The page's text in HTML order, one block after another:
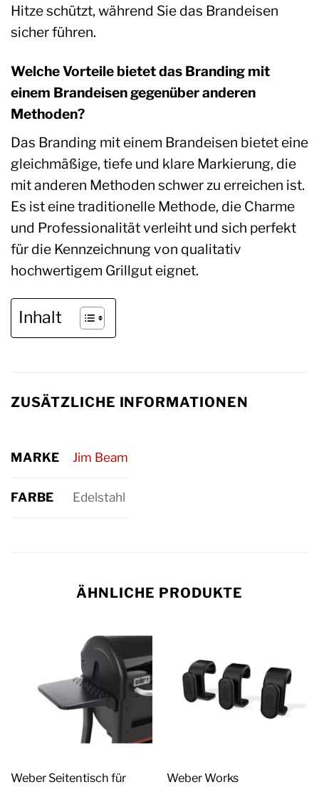
Hitze schützt, während Sie das Brandeisen
sicher führen.
Welche Vorteile bietet das Branding mit
einem Brandeisen gegenüber anderen
Methoden?
Das Branding mit einem Brandeisen bietet eine
gleichmäßige, tiefe und klare Markierung, die
mit anderen Methoden schwer zu erreichen ist.
Es ist eine traditionelle Methode, die Charme
und Professionalität verleiht und sich perfekt
für die Kennzeichnung von qualitativ
hochwertigem Grillgut eignet.
Inhalt
ZUSÄTZLICHE INFORMATIONEN
MARKE Jim Beam
FARBE Edelstahl
ÄHNLICHE PRODUKTE
Weber Seitentisch für
Weber Works